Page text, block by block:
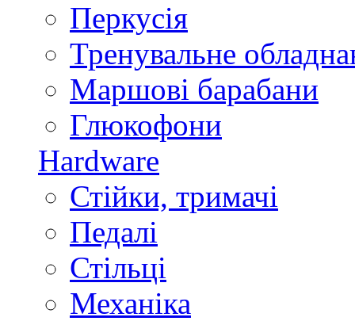
Перкусія
Тренувальне
Маршові барабани
Глюкофони
Hardware
Стійки, тримачі
Педалі
Стільці
Механіка